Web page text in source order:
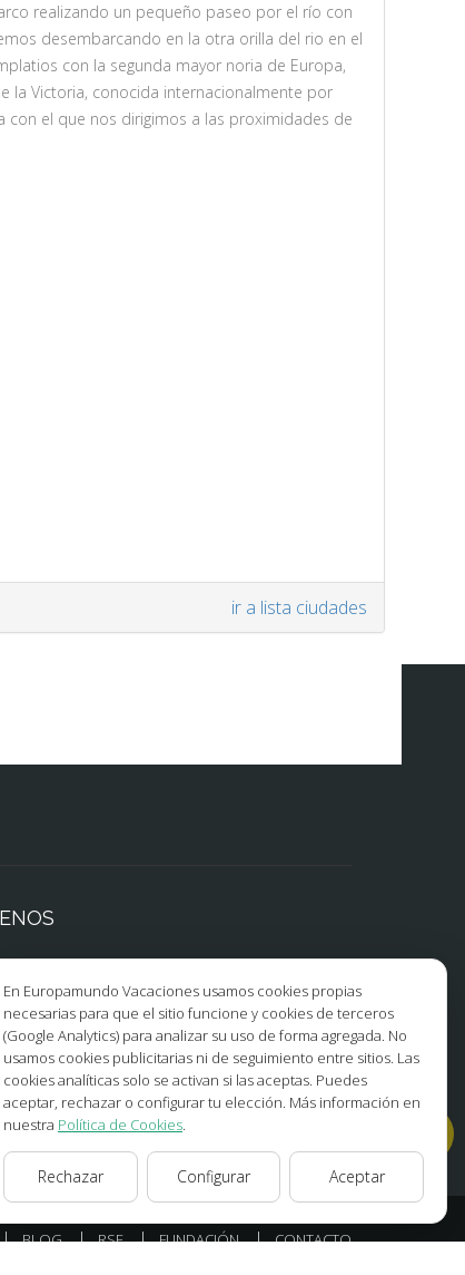
realizando un pequeño paseo por el río con
desembarcando en la otra orilla del rio en el
con la segunda mayor noria de Europa,
la Victoria, conocida internacionalmente por
el que nos dirigimos a las proximidades de
ir a lista ciudades
Twitter TikTok
Youtube
Pinterest
BLOG RSE FUNDACIÓN
CONTACTO
En Europamundo Vacaciones usamos cookies propias
necesarias para que el sitio funcione y cookies de terceros
(Google Analytics) para analizar su uso de forma agregada. No
usamos cookies publicitarias ni de seguimiento entre sitios. Las
cookies analíticas solo se activan si las aceptas. Puedes
aceptar, rechazar o configurar tu elección. Más información en
nuestra Política de Cookies.
Rechazar Configurar Aceptar